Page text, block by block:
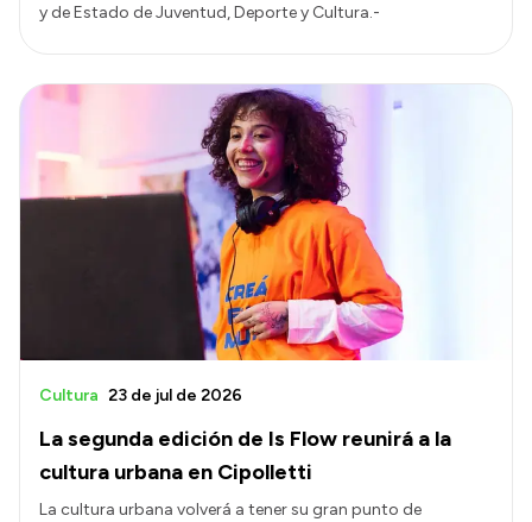
y de Estado de Juventud, Deporte y Cultura.-
La segunda edición de Is Flow reunirá a la
cultura urbana en Cipolletti
Cultura 23 de jul de 2026
La cultura urbana volverá a tener su gran punto de